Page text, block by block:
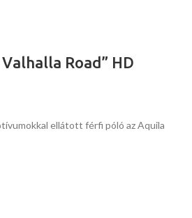
Road” HD
ellátott férfi póló az Aquila